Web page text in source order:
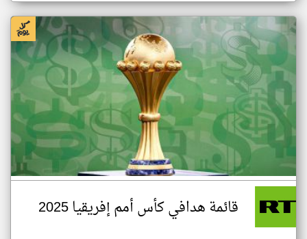
قائمة هدافي كأس أمم إفريقيا 2025